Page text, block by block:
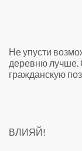
Не упусти
деревню лучше.
гражданскую
ВЛИЯЙ!